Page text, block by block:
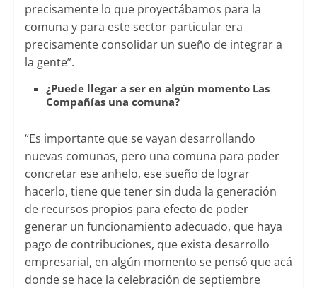
precisamente lo que proyectábamos para la
comuna y para este sector particular era
precisamente consolidar un sueño de integrar a
la gente”.
¿Puede llegar a ser en algún momento Las
Compañías una comuna?
“Es importante que se vayan desarrollando
nuevas comunas, pero una comuna para poder
concretar ese anhelo, ese sueño de lograr
hacerlo, tiene que tener sin duda la generación
de recursos propios para efecto de poder
generar un funcionamiento adecuado, que haya
pago de contribuciones, que exista desarrollo
empresarial, en algún momento se pensó que acá
donde se hace la celebración de septiembre